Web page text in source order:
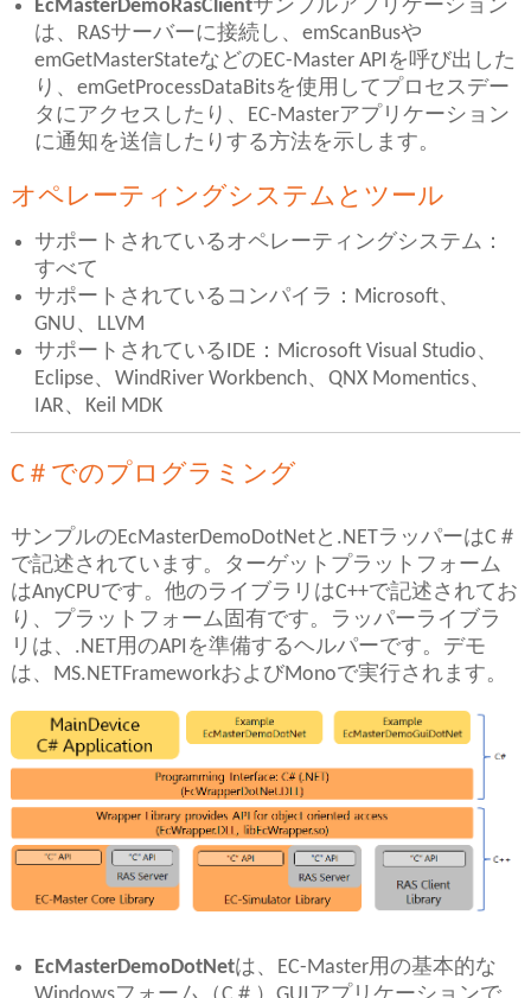
EcMasterDemoRasClientサンプルアプリケーション
は、RASサーバーに接続し、emScanBusや
emGetMasterStateなどのEC-Master APIを呼び出した
り、emGetProcessDataBitsを使用してプロセスデー
タにアクセスしたり、EC-Masterアプリケーション
に通知を送信したりする方法を示します。
オペレーティングシステムとツール
サポートされているオペレーティングシステム：
すべて
サポートされているコンパイラ：Microsoft、
GNU、LLVM
サポートされているIDE：Microsoft Visual Studio、
Eclipse、WindRiver Workbench、QNX Momentics、
IAR、Keil MDK
C＃でのプログラミング
サンプルのEcMasterDemoDotNetと.NETラッパーはC＃
で記述されています。ターゲットプラットフォーム
はAnyCPUです。他のライブラリはC++で記述されてお
り、プラットフォーム固有です。ラッパーライブラ
リは、.NET用のAPIを準備するヘルパーです。デモ
は、MS.NETFrameworkおよびMonoで実行されます。
EcMasterDemoDotNetは、EC-Master用の基本的な